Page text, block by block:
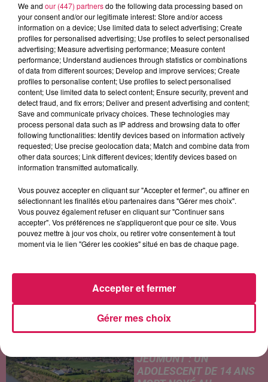
Les hits de Canal FM
0h36
0h36
BAD WOLVES
Zombie
0h33
0h33
ZAZIE
Peu Importe
0h30
0h30
INXS
LES ARTICLES LES PLUS CONSULTÉS
SAMBRE-AVESNOIS-
THIÉRACHE
Un temps typiquement estival
et changeant concerne nos
secteurs ce lundi 3 août. Entre
l'après-midi et un risque
d'averses orageuses...
JEUMONT : UN
ADOLESCENT DE 14 ANS
We and our (447) partnersdo the following data processing based on
your consent and/or our legitimate interest: Store and/or access
information on a device; Use limited data to select advertising; Create
profiles for personalised advertising; Use profiles to select personalised
advertising; Measure advertising performance; Measure content
performance; Understand audiences through statistics or combinations
of data from different sources; Develop and improve services; Create
profiles to personalise content; Use profiles to select personalised
content; Use limited data to select content; Ensure security, prevent and
detect fraud, and fix errors; Deliver and present advertising and content;
Save and communicate privacy choices. These technologies may
process personal data such as IP address and browsing data to offer
following functionalities: Identify devices based on information actively
requested; Use precise geolocation data; Match and combine data from
other data sources; Link different devices; Identify devices based on
information transmitted automatically.
Vous pouvez accepter en cliquant sur "Accepter et fermer", ou affiner en
sélectionnant les finalités et/ou partenaires dans "Gérer mes choix".
Vous pouvez également refuser en cliquant sur "Continuer sans
accepter". Vos préférences ne s'appliqueront que pour ce site. Vous
pouvez mettre à jour vos choix, ou retirer votre consentement à tout
moment via le lien "Gérer les cookies" situé en bas de chaque page.
Gérer mes choix
Accepter et fermer